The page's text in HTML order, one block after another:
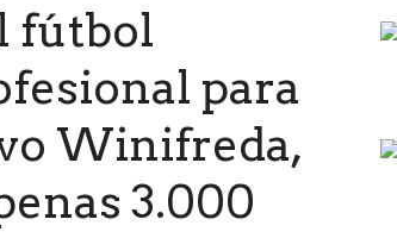
fútbol
para
Winifreda,
3.000